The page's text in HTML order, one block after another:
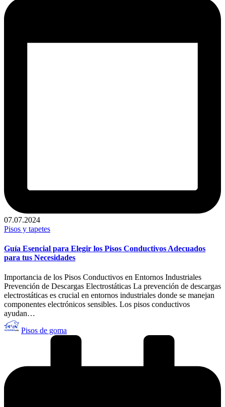
07.07.2024
Publicado
Pisos y tapetes
Guía Esencial para Elegir los Pisos Conductivos Adecuados
para tus Necesidades
Importancia de los Pisos Conductivos en Entornos Industriales
Prevención de Descargas Electrostáticas La prevención de descargas
electrostáticas es crucial en entornos industriales donde se manejan
componentes electrónicos sensibles. Los pisos conductivos
ayudan…
Publicado
por
Pisos de goma